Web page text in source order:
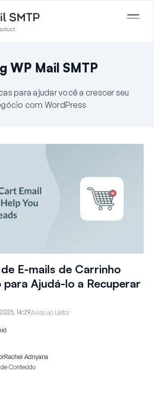
WP Mail SMTP
para ajudar você a crescer seu
com WordPress
E-mails de Carrinho
Ajudá-lo a Recuperar
14:29Aviso ao Leitor
Rachel Adnyana
Conteúdo